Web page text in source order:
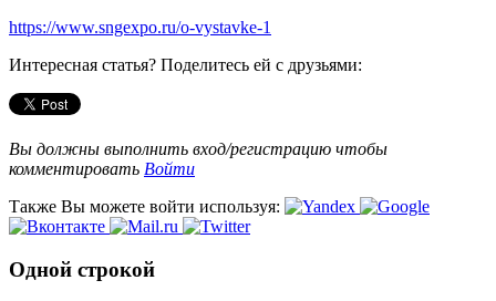
https://www.sngexpo.ru/o-vystavke-1
Интересная статья? Поделитесь ей с друзьями:
Вы должны выполнить вход/регистрацию чтобы
комментировать Войти
Также Вы можете войти используя:
Одной строкой